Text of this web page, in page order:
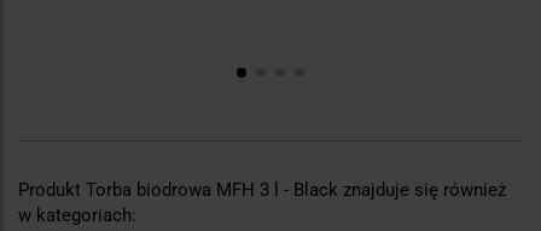
Produkt Torba biodrowa MFH 3 l - Black znajduje się również
w kategoriach: